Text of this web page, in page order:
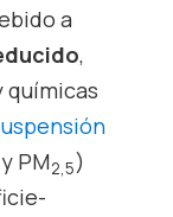
a
,
químicas
y PM2,5)